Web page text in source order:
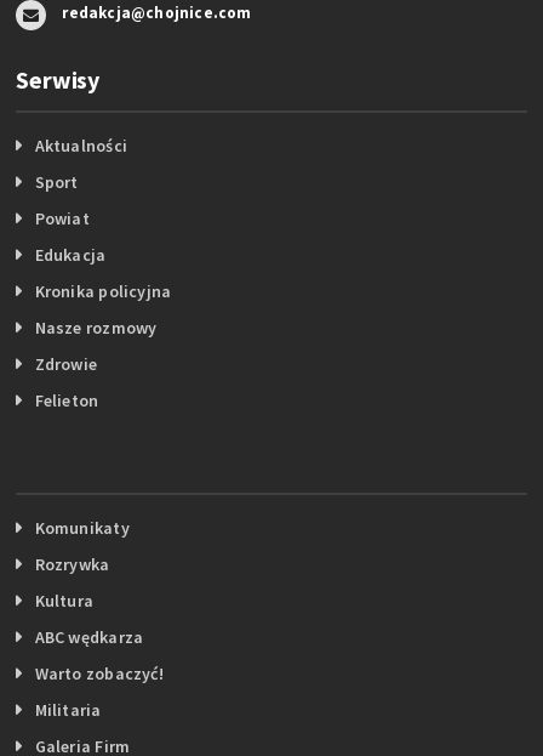
redakcja@chojnice.com
Serwisy
Aktualności
Sport
Powiat
Edukacja
Kronika policyjna
Nasze rozmowy
Zdrowie
Felieton
Komunikaty
Rozrywka
Kultura
ABC wędkarza
Warto zobaczyć!
Militaria
Galeria Firm